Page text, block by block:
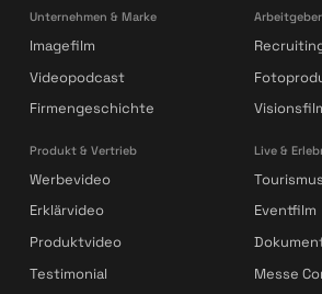
Unternehmen & Marke
Imagefilm
Videopodcast
Firmengeschichte
Produkt & Vertrieb
Werbevideo
Erklärvideo
Produktvideo
Testimonial
Arbeitgeber
Live &
Eventfilm
Messe